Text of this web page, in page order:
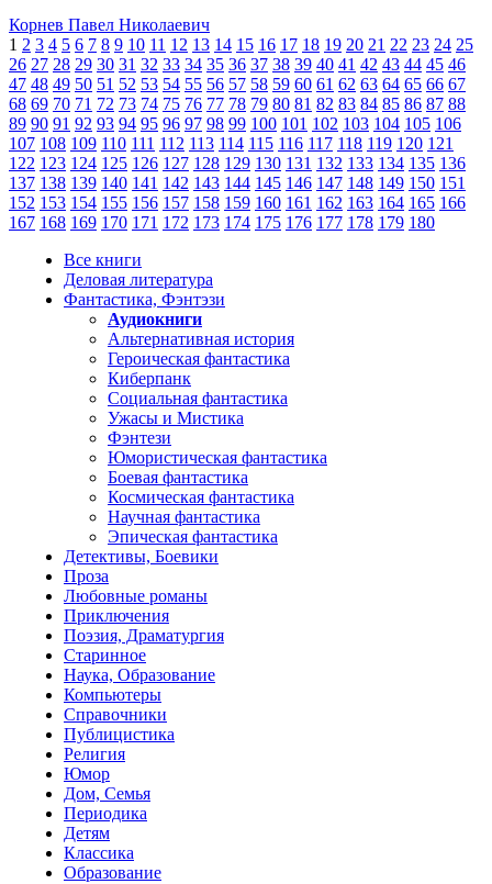
Корнев Павел Николаевич
1 2 3 4 5 6 7 8 9 10 11 12 13 14 15 16 17 18 19 20 21 22 23 24 25
26 27 28 29 30 31 32 33 34 35 36 37 38 39 40 41 42 43 44 45 46
47 48 49 50 51 52 53 54 55 56 57 58 59 60 61 62 63 64 65 66 67
68 69 70 71 72 73 74 75 76 77 78 79 80 81 82 83 84 85 86 87 88
89 90 91 92 93 94 95 96 97 98 99 100 101 102 103 104 105 106
107 108 109 110 111 112 113 114 115 116 117 118 119 120 121
122 123 124 125 126 127 128 129 130 131 132 133 134 135 136
137 138 139 140 141 142 143 144 145 146 147 148 149 150 151
152 153 154 155 156 157 158 159 160 161 162 163 164 165 166
167 168 169 170 171 172 173 174 175 176 177 178 179 180
Все книги
Деловая литература
Фантастика, Фэнтэзи
Аудиокниги
Альтернативная история
Героическая фантастика
Киберпанк
Социальная фантастика
Ужасы и Мистика
Фэнтези
Юмористическая фантастика
Боевая фантастика
Космическая фантастика
Научная фантастика
Эпическая фантастика
Детективы, Боевики
Проза
Любовные романы
Приключения
Поэзия, Драматургия
Старинное
Наука, Образование
Компьютеры
Справочники
Публицистика
Религия
Юмор
Дом, Семья
Периодика
Детям
Классика
Образование